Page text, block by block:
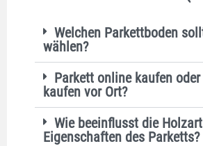
Welchen Parkettboden
wählen?
Parkett online kaufen
kaufen vor Ort?
Wie beeinflusst die
Eigenschaften des Parketts?